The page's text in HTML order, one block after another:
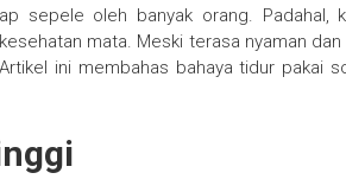
sepele oleh banyak orang. Padahal,
mata. Meski terasa nyaman dan
ini membahas bahaya tidur pakai